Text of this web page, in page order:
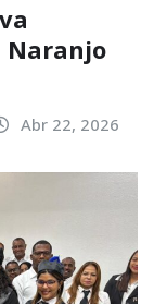
Naranjo
Abr 22, 2026